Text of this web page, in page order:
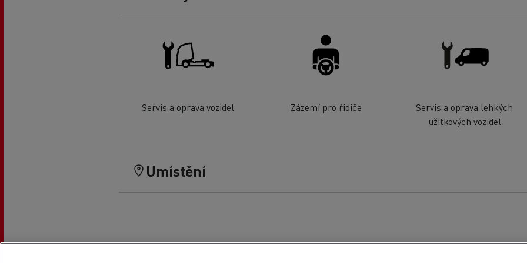
Servis a oprava vozidel Zázemí pro řidiče
Servis a oprava lehkých
užitkových vozidel
Umístění